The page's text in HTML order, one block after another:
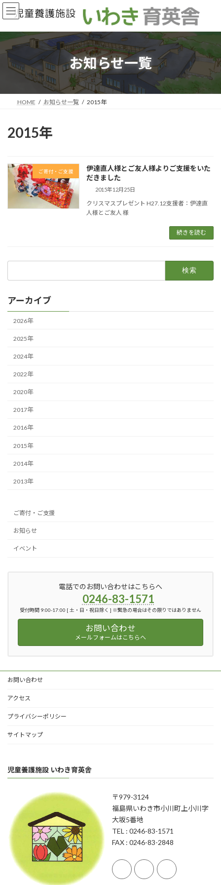
コ
ン
ン
ツ
プ
ナ
ビ
ー
シ
動
お知らせ一覧
HOME お知らせ一覧 2015年
2015年
ご寄付・ご支援
伊達直人様とご友人様よりご支援をいた
だきました
2015年12月25日
クリスマスプレゼント H27.12支援者：伊達直
人様とご友人 様
続きを読む
アーカイブ
2026年
2025年
2024年
2022年
2020年
2017年
2016年
2015年
2014年
2013年
ご寄付・ご支援
お知らせ
イベント
電話でのお問い合わせはこちらへ
0246-83-1571
受付時間 9:00-17:00 [ 土・日・祝日除く ] ※緊急の場合はその限りではありません
お問い合わせ
メールフォームはこちらへ
お問い合わせ
アクセス
プライバシーポリシー
サイトマップ
児童養護施設 いわき育英舎
〒979-3124
福島県いわき市小川町上小川字
大坂5番地
TEL : 0246-83-1571
FAX : 0246-83-2848